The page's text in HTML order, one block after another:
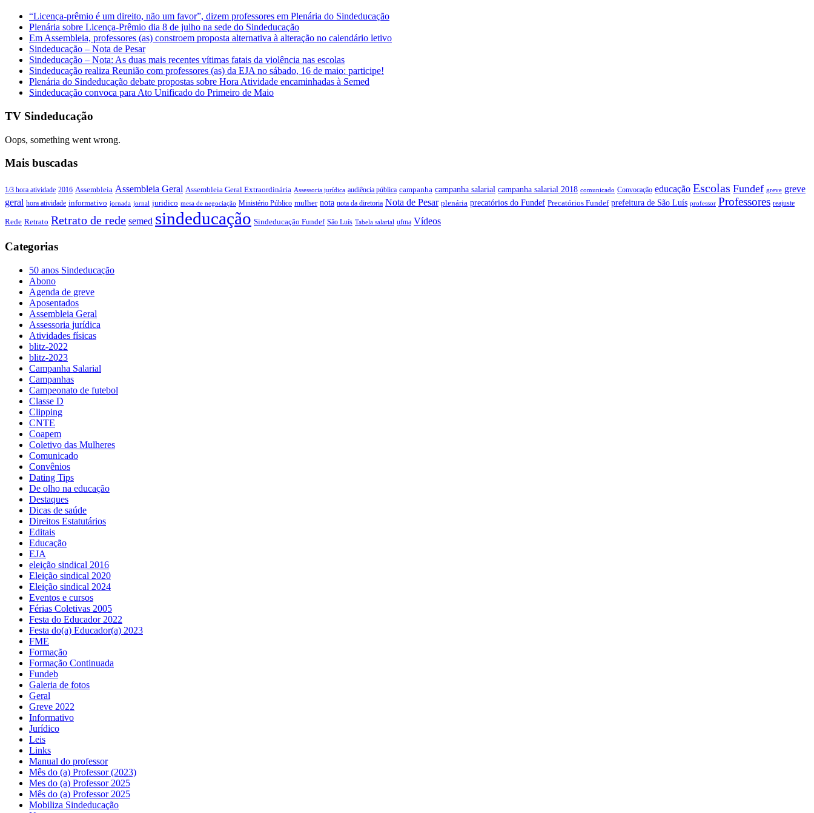
“Licença-prêmio é um direito, não um favor”, dizem professores em Plenária do Sindeducação
Plenária sobre Licença-Prêmio dia 8 de julho na sede do Sindeducação
Em Assembleia, professores (as) constroem proposta alternativa à alteração no calendário letivo
Sindeducação – Nota de Pesar
Sindeducação – Nota: As duas mais recentes vítimas fatais da violência nas escolas
Sindeducação realiza Reunião com professores (as) da EJA no sábado, 16 de maio: participe!
Plenária do Sindeducação debate propostas sobre Hora Atividade encaminhadas à Semed
Sindeducação convoca para Ato Unificado do Primeiro de Maio
TV Sindeducação
Oops, something went wrong.
Mais buscadas
1/3 hora atividade 2016 Assembleia Assembleia Geral Assembleia Geral Extraordinária Assessoria jurídica audiência pública campanha campanha salarial campanha salarial 2018 comunicado Convocação educação Escolas Fundef greve greve
geral hora atividade informativo jornada jornal juridico mesa de negociação Ministério Público mulher nota nota da diretoria Nota de Pesar plenária precatórios do Fundef Precatórios Fundef prefeitura de São Luís professor Professores reajuste
Rede Retrato Retrato de rede semed sindeducação Sindeducação Fundef São Luís Tabela salarial ufma Vídeos
Categorias
50 anos Sindeducação
Abono
Agenda de greve
Aposentados
Assembleia Geral
Assessoria jurídica
Atividades físicas
blitz-2022
blitz-2023
Campanha Salarial
Campanhas
Campeonato de futebol
Classe D
Clipping
CNTE
Coapem
Coletivo das Mulheres
Comunicado
Convênios
Dating Tips
De olho na educação
Destaques
Dicas de saúde
Direitos Estatutários
Editais
Educação
EJA
eleição sindical 2016
Eleição sindical 2020
Eleição sindical 2024
Eventos e cursos
Férias Coletivas 2005
Festa do Educador 2022
Festa do(a) Educador(a) 2023
FME
Formação
Formação Continuada
Fundeb
Galeria de fotos
Geral
Greve 2022
Informativo
Jurídico
Leis
Links
Manual do professor
Mês do (a) Professor (2023)
Mes do (a) Professor 2025
Mês do (a) Professor 2025
Mobiliza Sindeducação